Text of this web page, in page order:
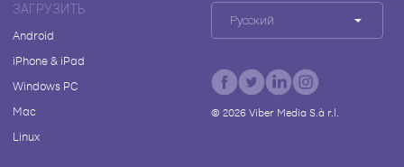
ЗАГРУЗИТЬ
Android
iPhone & iPad
Windows PC
Mac
Linux
Русский
© 2026Viber Media S.à r.l.